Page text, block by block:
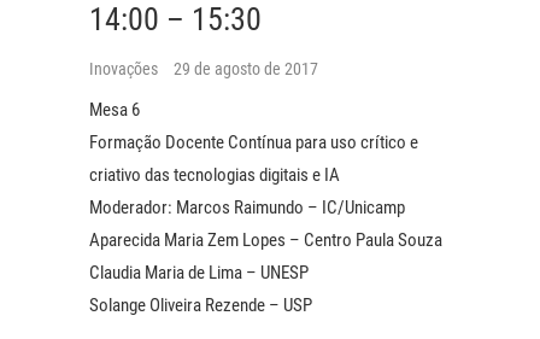
14:00 – 15:30
Inovações 29 de agosto de 2017
Mesa 6
Formação Docente Contínua para uso crítico e
criativo das tecnologias digitais e IA
Moderador: Marcos Raimundo – IC/Unicamp
Aparecida Maria Zem Lopes – Centro Paula Souza
Claudia Maria de Lima – UNESP
Solange Oliveira Rezende – USP